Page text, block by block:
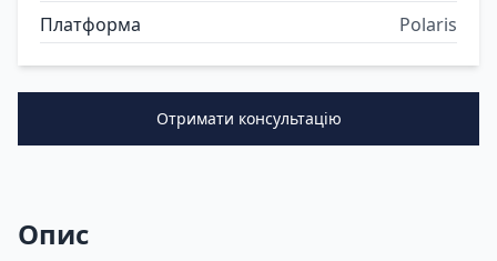
Платформа
Polaris
Отримати консультацію
Опис